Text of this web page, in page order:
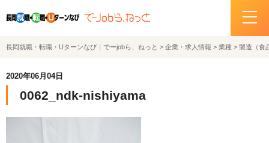
ホーム
企業・求人情報
長岡就職・転職・Uターンなび｜でーjobら、ねっと > 企業・求人情報 > 業種 > 製造（食
2020年06月04日
0062_ndk-nishiyama